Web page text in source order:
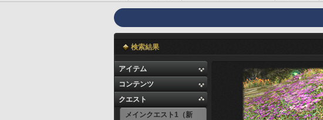
検索結果
アイテム
コンテンツ
クエスト
メインクエスト1（新